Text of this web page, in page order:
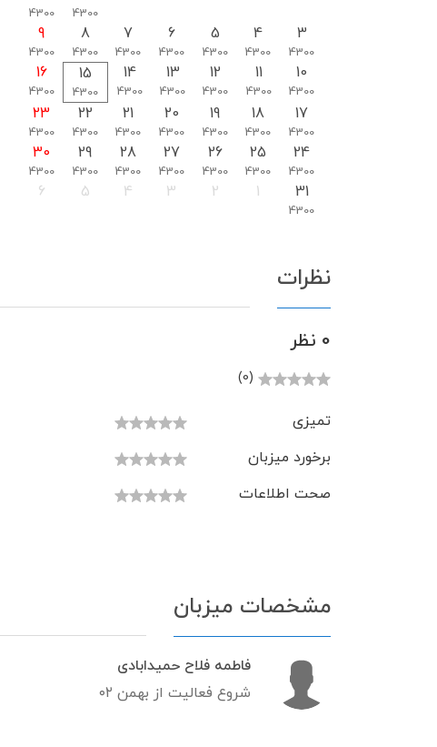
4300
4300
3
4300
4
4300
5
4300
6
4300
7
4300
8
4300
9
4300
10
4300
11
4300
12
4300
13
4300
14
4300
15
4300
16
4300
17
4300
18
4300
19
4300
20
4300
21
4300
22
4300
23
4300
24
4300
25
4300
26
4300
27
4300
28
4300
29
4300
30
4300
31
4300
1
2
3
4
5
6
نظرات
0 نظر
(0)
تمیزی
برخورد میزبان
صحت اطلاعات
مشخصات میزبان
فاطمه فلاح حمیدابادی
شروع فعالیت از بهمن ۰۲